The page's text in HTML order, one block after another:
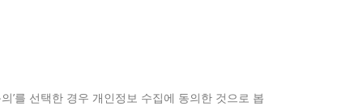
’를 선택한 경우 개인정보 수집에 동의한 것으로 봅